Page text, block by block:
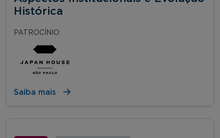
Histórica
PATROCÍNIO:
Saiba mais